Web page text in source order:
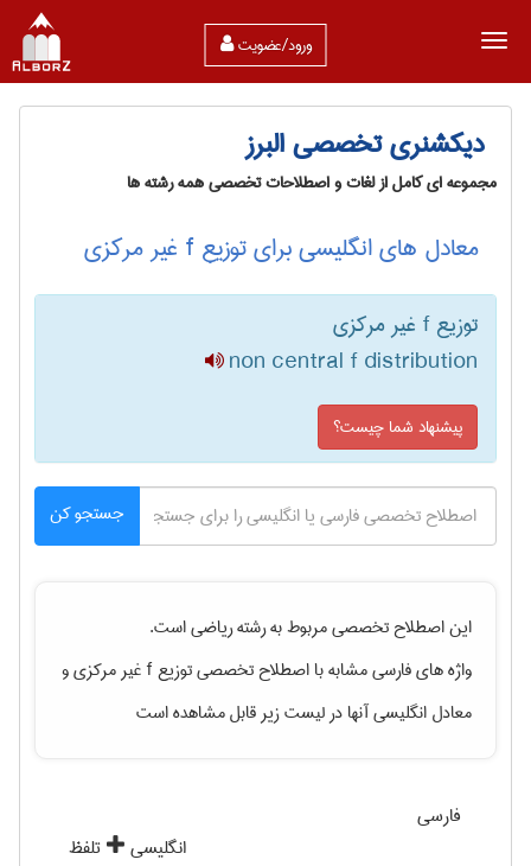
ورود/عضویت
دیکشنری تخصصی البرز
مجموعه ای کامل از لغات و اصطلاحات تخصصی همه رشته ها
معادل های انگلیسی برای توزیع f غیر مرکزی
توزیع f غیر مرکزی
non central f distribution
پیشنهاد شما چیست؟
جستجو کن
این اصطلاح تخصصی مربوط به رشتهرياضیاست.
واژه های فارسی مشابه با اصطلاح تخصصیتوزیع f غیر مرکزی
و
معادل انگلیسی آنها در لیست زیر قابل مشاهده است
فارسی
انگلیسی
تلفظ